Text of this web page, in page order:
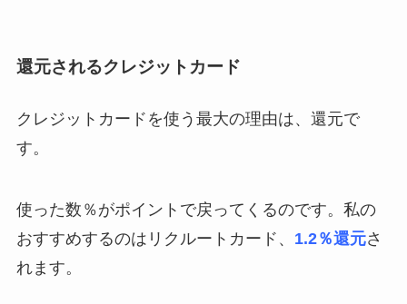
還元されるクレジットカード
クレジットカードを使う最大の理由は、還元で
す。
使った数％がポイントで戻ってくるのです。私の
おすすめするのはリクルートカード、 1.2％還元さ
れます。